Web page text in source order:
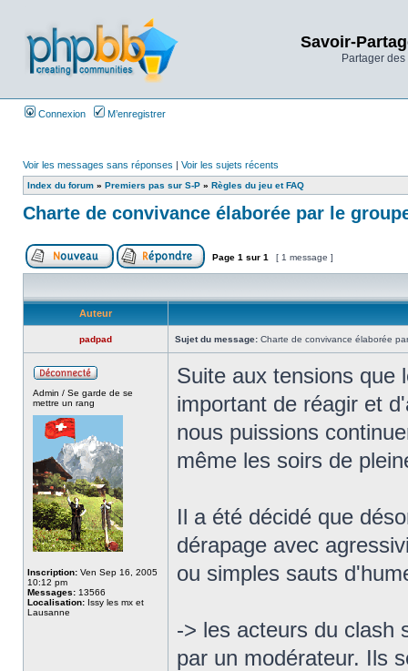
Savoir-
Partager
Connexion M’enregistrer
Voir les messages sans réponses | Voir les sujets récents
Index du forum » Premiers pas sur S-P » Règles du jeu et FAQ
Charte de convivance élaborée par le
Page 1 sur 1 [ 1 message ]
Auteur
padpad Sujet du message: Charte de convivance élaborée
Admin / Se garde de se
mettre un rang
Inscription: Ven Sep 16, 2005
10:12 pm
Messages: 13566
Localisation: Issy les mx et
Lausanne
Suite aux tensions que
important de réagir et
nous puissions
même les soirs de
Il a été décidé que
dérapage avec
ou simples sauts
-> les acteurs du clash
par un modérateur. Ils